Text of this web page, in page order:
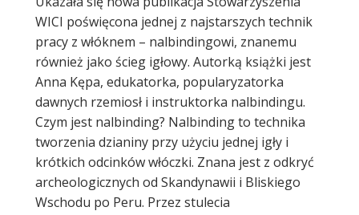
WICI poświęcona jednej z najstarszych technik
pracy z włóknem – nalbindingowi, znanemu
również jako ścieg igłowy. Autorką książki jest
Anna Kępa, edukatorka, popularyzatorka
dawnych rzemiosł i instruktorka nalbindingu.
Czym jest nalbinding? Nalbinding to technika
tworzenia dzianiny przy użyciu jednej igły i
krótkich odcinków włóczki. Znana jest z odkryć
archeologicznych od Skandynawii i Bliskiego
Wschodu po Peru. Przez stulecia